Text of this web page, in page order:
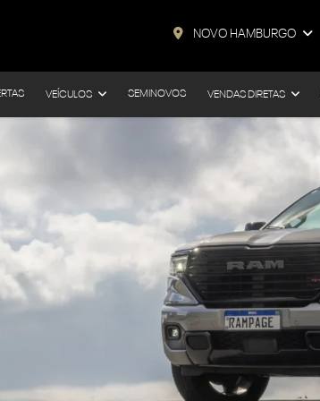
NOVO HAMBURGO
VEÍCULOS SEMINOVOS VENDAS DIRETAS